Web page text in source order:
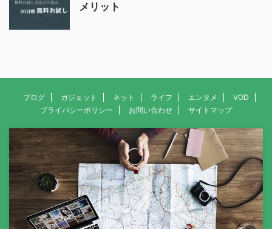
メリット
ブログ ガジェット ネット ライフ エンタメ
VOD
プライバシーポリシー
お問い合わせ サイトマップ